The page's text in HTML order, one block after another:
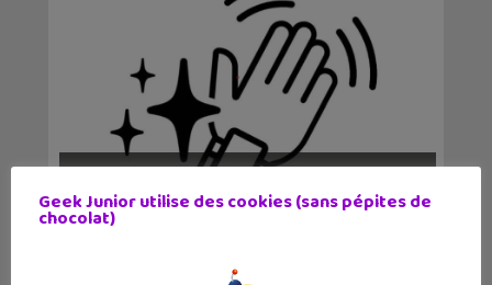
Tuto électro IA : à la découverte de
micro:bit Cre...
Geek Junior utilise des cookies (sans pépites de
chocolat)